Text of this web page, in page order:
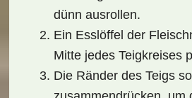
dünn ausrollen.
Ein Esslöffel der
Mitte jedes Teigkreises
Die Ränder des Teigs